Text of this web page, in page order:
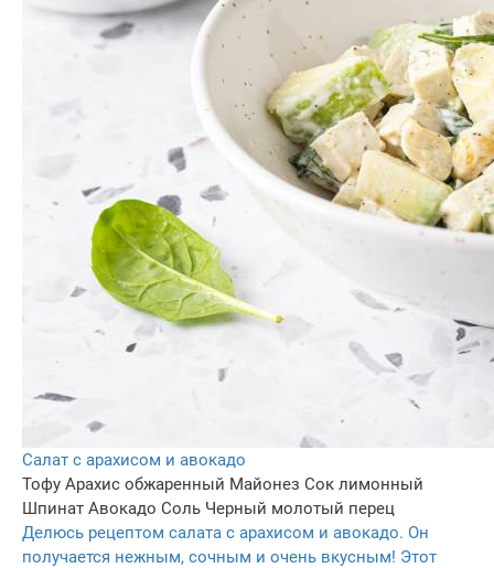
Салат с арахисом и авокадо
Тофу Арахис обжаренный Майонез Сок лимонный
Шпинат Авокадо Соль Черный молотый перец
Делюсь рецептом салата с арахисом и авокадо. Он
получается нежным, сочным и очень вкусным! Этот